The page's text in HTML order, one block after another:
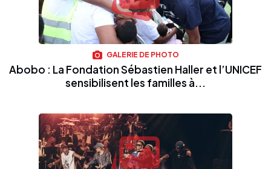
GALERIE DE PHOTO
Abobo : La Fondation Sébastien Haller et l’UNICEF
sensibilisent les familles à...